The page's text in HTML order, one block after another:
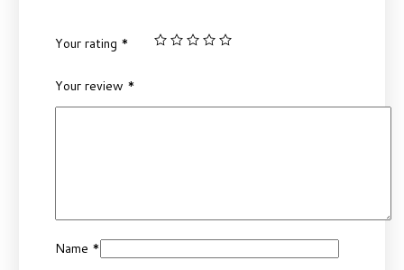
Your rating *
Your review *
Name *